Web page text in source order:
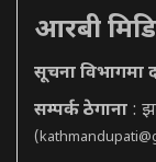
आरबी
सूचना विभागमा
सम्पर्क ठेगाना :
(